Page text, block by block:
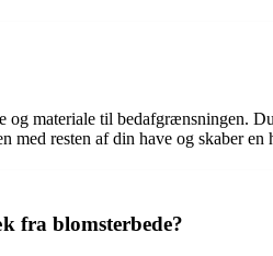
materiale til bedafgrænsningen.
resten af ​​din have og skaber en
fra blomsterbede?